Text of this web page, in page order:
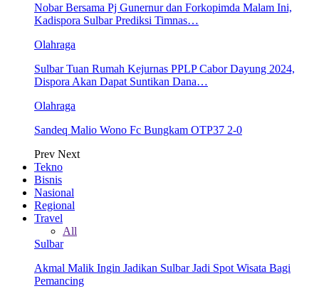
Nobar Bersama Pj Gunernur dan Forkopimda Malam Ini,
Kadispora Sulbar Prediksi Timnas…
Olahraga
Sulbar Tuan Rumah Kejurnas PPLP Cabor Dayung 2024,
Dispora Akan Dapat Suntikan Dana…
Olahraga
Sandeq Malio Wono Fc Bungkam OTP37 2-0
Prev Next
Tekno
Bisnis
Nasional
Regional
Travel
All
Sulbar
Akmal Malik Ingin Jadikan Sulbar Jadi Spot Wisata Bagi
Pemancing